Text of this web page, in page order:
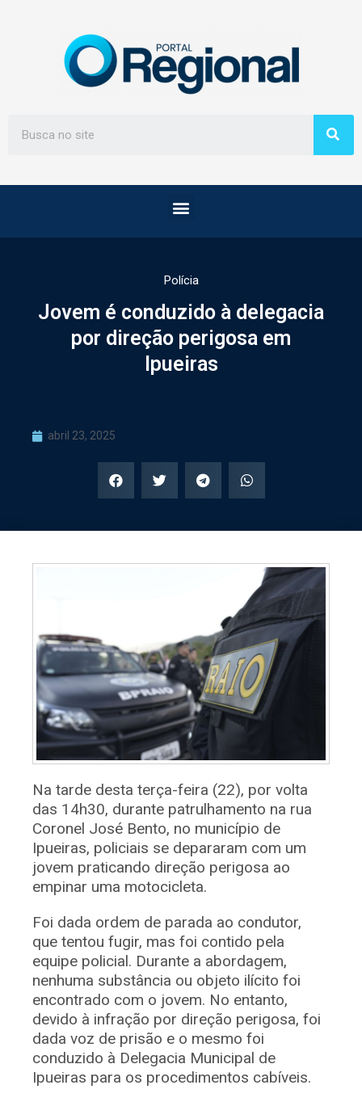
Polícia
Jovem é conduzido à delegacia
por direção perigosa em
Ipueiras
abril 23, 2025
Na tarde desta terça-feira (22), por volta
das 14h30, durante patrulhamento na rua
Coronel José Bento, no município de
Ipueiras, policiais se depararam com um
jovem praticando direção perigosa ao
empinar uma motocicleta.
Foi dada ordem de parada ao condutor,
que tentou fugir, mas foi contido pela
equipe policial. Durante a abordagem,
nenhuma substância ou objeto ilícito foi
encontrado com o jovem. No entanto,
devido à infração por direção perigosa, foi
dada voz de prisão e o mesmo foi
conduzido à Delegacia Municipal de
Ipueiras para os procedimentos cabíveis.